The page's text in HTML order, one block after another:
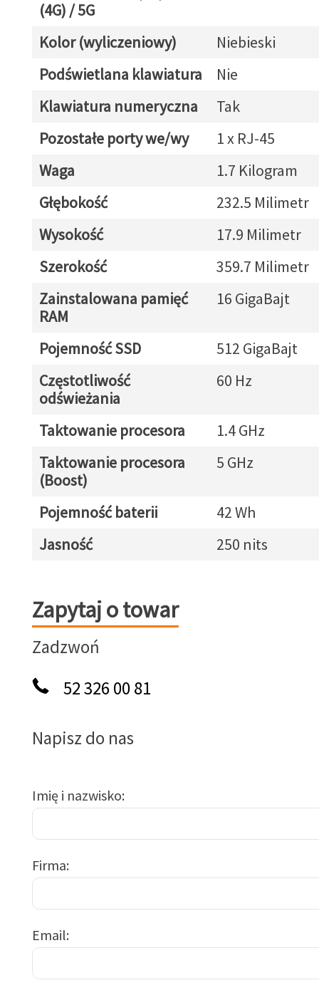
(4G) / 5G
Kolor (wyliczeniowy)
Niebieski
Podświetlana klawiatura
Nie
Klawiatura numeryczna
Tak
Pozostałe porty we/wy
1 x RJ-45
Waga
1.7 Kilogram
Głębokość
232.5 Milimetr
Wysokość
17.9 Milimetr
Szerokość
359.7 Milimetr
Zainstalowana pamięć
RAM
16 GigaBajt
Pojemność SSD
512 GigaBajt
Częstotliwość
odświeżania
60 Hz
Taktowanie procesora
1.4 GHz
Taktowanie procesora
(Boost)
5 GHz
Pojemność baterii
42 Wh
Jasność
250 nits
Zapytaj o towar
Zapytaj o towar
Zadzwoń
52 326 00 81
Napisz do nas
Imię i nazwisko
Firma
Email